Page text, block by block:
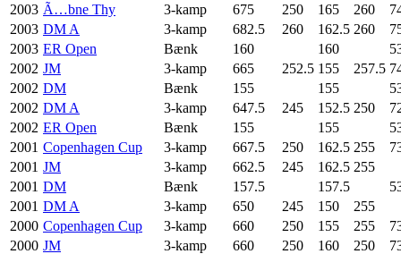
2003 Ã…bne Thy 3-kamp 675 250 165 260
2003 DM A 3-kamp 682.5 260 162.5 260
2003 ER Open Bænk 160 160
2002 JM 3-kamp 665 252.5 155 257.5
2002 DM Bænk 155 155
2002 DM A 3-kamp 647.5 245 152.5 250
2002 ER Open Bænk 155 155
2001 Copenhagen Cup 3-kamp 667.5 250 162.5 255
2001 JM 3-kamp 662.5 245 162.5 255
2001 DM Bænk 157.5 157.5
2001 DM A 3-kamp 650 245 150
255
2000 Copenhagen Cup 3-kamp 660 250 155 255
2000 JM 3-kamp 660 250 160 250